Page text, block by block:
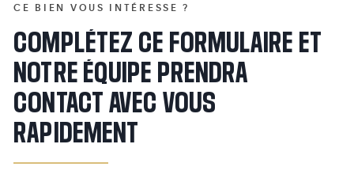
CE BIEN VOUS INTÉRESSE ?
COMPLÉTEZ CE FORMULAIRE ET
NOTRE ÉQUIPE PRENDRA
CONTACT AVEC VOUS
RAPIDEMENT